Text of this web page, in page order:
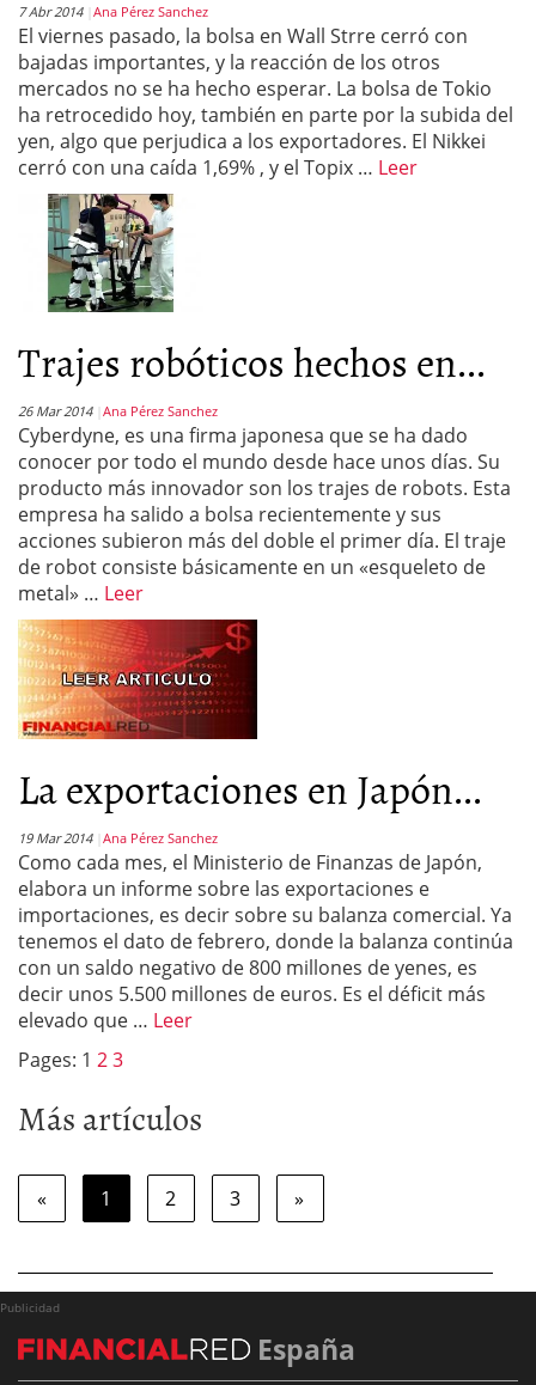
7 Abr 2014 Ana Pérez Sanchez
El viernes pasado, la bolsa en Wall Strre cerró con
bajadas importantes, y la reacción de los otros
mercados no se ha hecho esperar. La bolsa de Tokio
ha retrocedido hoy, también en parte por la subida del
yen, algo que perjudica a los exportadores. El Nikkei
cerró con una caída 1,69% , y el Topix … Leer
Trajes robóticos hechos en...
26 Mar 2014 Ana Pérez Sanchez
Cyberdyne, es una firma japonesa que se ha dado
conocer por todo el mundo desde hace unos días. Su
producto más innovador son los trajes de robots. Esta
empresa ha salido a bolsa recientemente y sus
acciones subieron más del doble el primer día. El traje
de robot consiste básicamente en un «esqueleto de
metal» … Leer
La exportaciones en Japón...
19 Mar 2014 Ana Pérez Sanchez
Como cada mes, el Ministerio de Finanzas de Japón,
elabora un informe sobre las exportaciones e
importaciones, es decir sobre su balanza comercial. Ya
tenemos el dato de febrero, donde la balanza continúa
con un saldo negativo de 800 millones de yenes, es
decir unos 5.500 millones de euros. Es el déficit más
elevado que … Leer
Pages: 1 23
Más artículos
« 1 2 3 »
Publicidad
España